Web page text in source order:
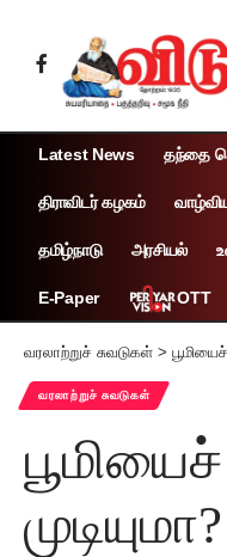
Latest News தந்தை
திராவிடர் கழகம்
தமிழ்நாடு அரசியல்
E-Paper OTT
வரலாற்றுச் சுவடுகள் > பூமியைச்
வரலாற்றுச் சுவடுகள்
பூமியைச்
முடியுமா?